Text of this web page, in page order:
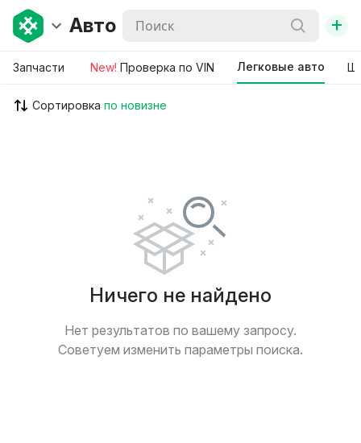
Авто +
Запчасти New! Проверка по VIN Легковые авто
Сортировка
Ничего не найдено
Нет результатов по вашему запросу.
Советуем изменить параметры поиска.